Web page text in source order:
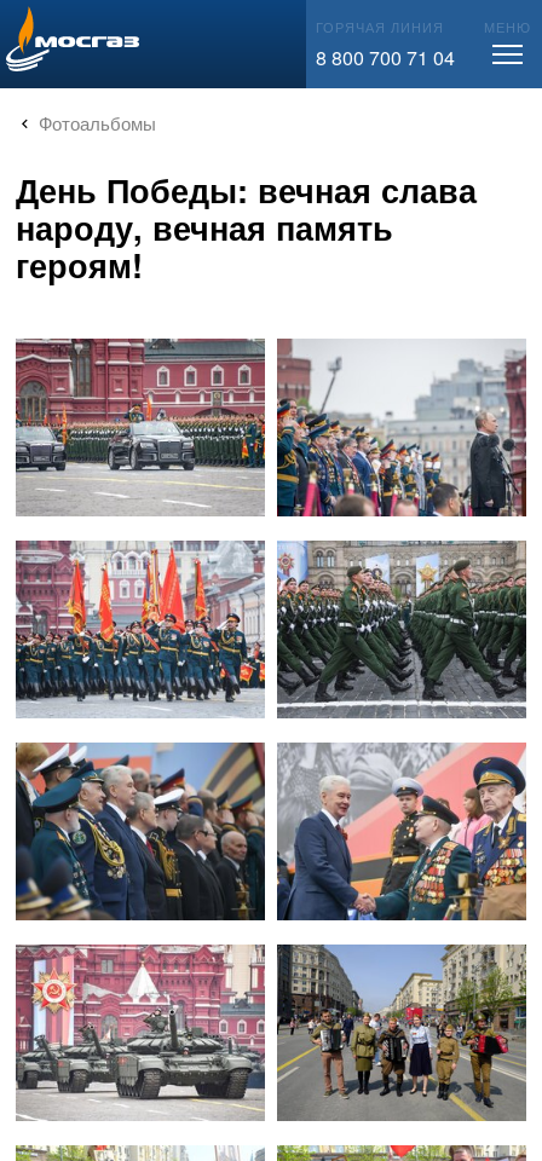
info@mos-gaz.ru ГОРЯЧАЯ ЛИНИЯ
8 800 700 71 04
МЕНЮ
Фотоальбомы
День Победы: вечная слава
народу, вечная память
героям!